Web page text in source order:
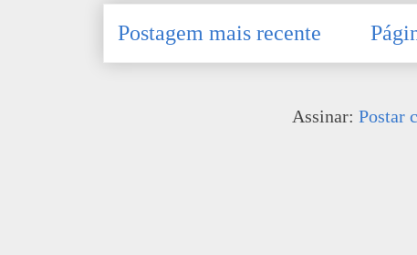
Postagem mais recente
Assinar: Postar